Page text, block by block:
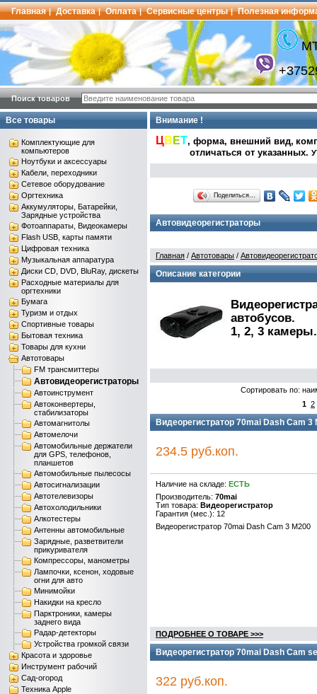
Главная | Доставка | Оплата | Сервисные центры | Полезная
Поиск товаров
Все товары
Комплектующие для
компьютеров
Ноутбуки и аксессуары
Кабели, переходники
Сетевое оборудование
Оргтехника
Аккумуляторы, Батарейки,
Зарядные устройства
Фотоаппараты, Видеокамеры
Flash USB, карты памяти
Цифровая техника
Музыкальная аппаратура
Диски CD, DVD, BluRay, дискеты
Расходные материалы для
оргтехники
Бумага
Туризм и отдых
Спортивные товары
Бытовая техника
Товары для кухни
Автотовары
FM трансмиттеры
Автовидеорегистраторы
Автоинструмент
Автоконвертеры,
стабилизаторы
Автомагнитолы
Автомелочи
Автомобильные держатели
для GPS, телефонов,
планшетов
Автомобильные пылесосы
Автосигнализации
Автотелевизоры
Автохолодильники
Алкотестеры
Антенны автомобильные
Зарядные, разветвители
прикуривателя
Компрессоры, манометры
Лампочки, ксенон, ходовые
огни для авто
Минимойки
Накидки на кресло
Парктроники, камеры
заднего вида
Радар-детекторы
Устройства громкой связи
Красота и здоровье
Инструмент рабочий
Сад-огород
Техника Apple
Внимание !
ЦВ ЕТ, форма, внешний вид,
отличаться от указанных.
Поделиться…
Автовидеорегистраторы
Главная / Автотовары /
Описание категории
автобусов.
1, 2, 3 камеры.
Сортировать по:
1 2
Видеорегистратор 70mai Dash Cam 3
234.5 руб.коп.
Наличие на складе: ЕСТЬ
Производитель: 70mai
Тип товара: Видеорегистратор
Гарантия (мес.): 12
Видеорегистратор 70mai Dash Cam 3 M200
ПОДРОБНЕЕ О ТОВАРЕ >>>
Видеорегистратор 70mai Dash Cam
322 руб.коп.